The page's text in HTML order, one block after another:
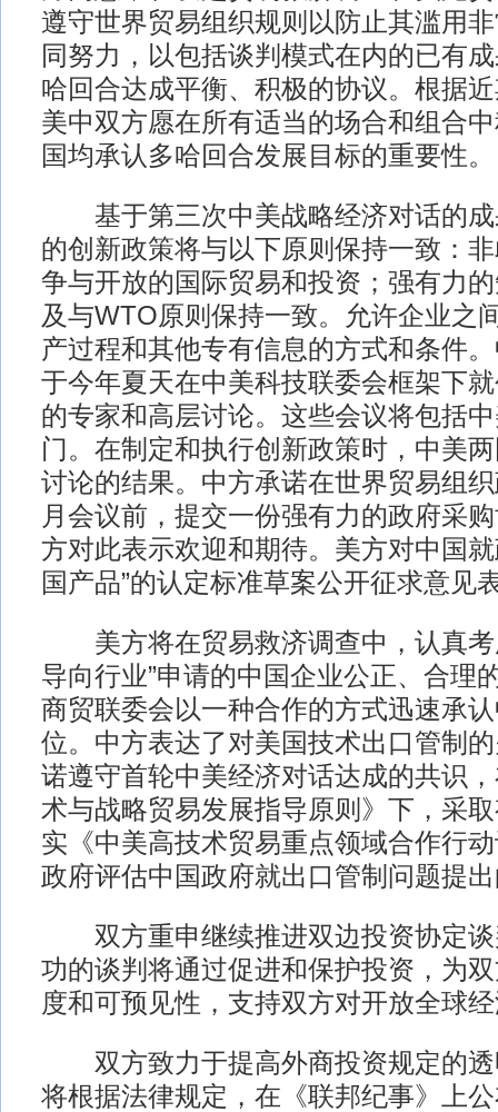
遵守世界贸易组织规则以防止其滥用
同努力，以包括谈判模式在内的已有
哈回合达成平衡、积极的协议。根据
美中双方愿在所有适当的场合和组合
国均承认多哈回合发展目标的重要性。
基于第三次中美战略经济对话的成
的创新政策将与以下原则保持一致：
争与开放的国际贸易和投资；强有力
及与WTO原则保持一致。允许企业之
产过程和其他专有信息的方式和条件
于今年夏天在中美科技联委会框架下
的专家和高层讨论。这些会议将包括
门。在制定和执行创新政策时，中美
讨论的结果。中方承诺在世界贸易组
月会议前，提交一份强有力的政府采
方对此表示欢迎和期待。美方对中国
国产品”的认定标准草案公开征求意见
美方将在贸易救济调查中，认真考
导向行业”申请的中国企业公正、合理
商贸联委会以一种合作的方式迅速承
位。中方表达了对美国技术出口管制
诺遵守首轮中美经济对话达成的共识
术与战略贸易发展指导原则》下，采
实《中美高技术贸易重点领域合作行
政府评估中国政府就出口管制问题提
双方重申继续推进双边投资协定谈
功的谈判将通过促进和保护投资，为
度和可预见性，支持双方对开放全球
双方致力于提高外商投资规定的透
将根据法律规定，在《联邦纪事》上